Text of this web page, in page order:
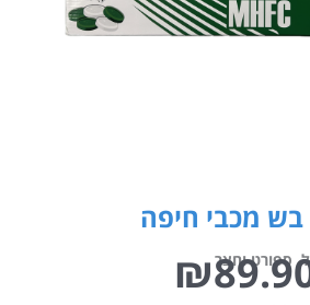
מכבי חיפה
, ספורט וחצר ₪